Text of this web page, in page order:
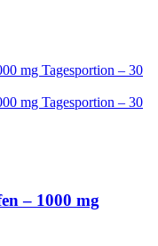
– 1000 mg